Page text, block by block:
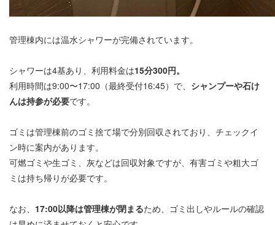
管理棟内には温水シャワーが完備されています。
シャワーは4基あり、利用料金は15分300円。
利用時間は9:00〜17:00（最終受付16:45）で、 シャンプーや石け
んは持参が必要です。
ゴミは管理棟前のゴミ捨て場で分別回収されており、チェックイ
ン時に案内があります。
可燃ゴミや生ゴミ、灰などは回収対象ですが、有害ゴミや粗大ゴ
ミは持ち帰りが必要です。
なお、 17:00以降は管理棟が閉まるため、ゴミ出しやルールの確認